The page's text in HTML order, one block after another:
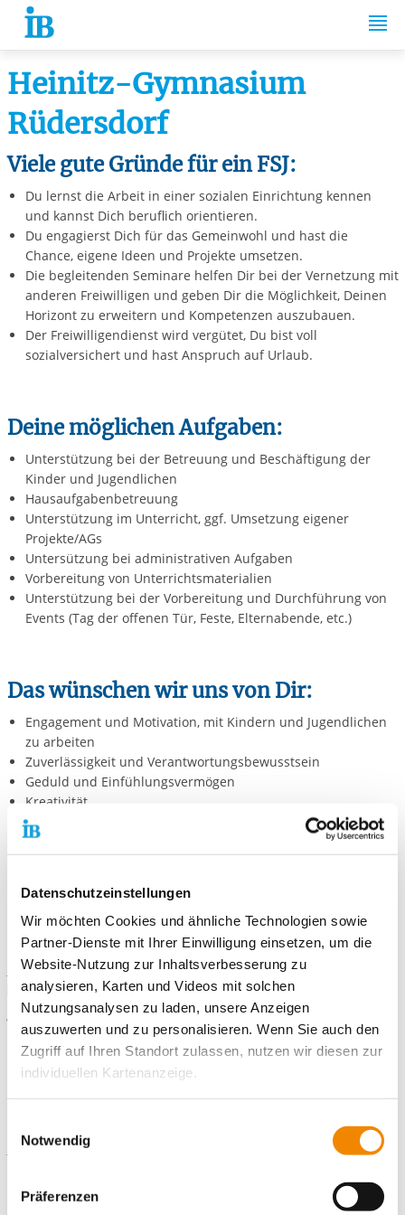
Datenschutzeinstellungen
Wir möchten Cookies und ähnliche Technologien sowie
Partner-Dienste mit Ihrer Einwilligung einsetzen, um die
Website-Nutzung zur Inhaltsverbesserung zu
analysieren, Karten und Videos mit solchen
Nutzungsanalysen zu laden, unsere Anzeigen
auszuwerten und zu personalisieren. Wenn Sie auch den
Zugriff auf Ihren Standort zulassen, nutzen wir diesen zur
individuellen Kartenanzeige.
unsere Partner Daten wie Ihre IP-Adresse und
verarbeiten diese zusammen mit Daten von anderen
Websites. Die Partner erkennen mitunter auch, wenn Sie
zum Website-Besuch verschiedene Geräte verwenden,
Notwendig
Präferenzen
Springe zum Inhalt
Heinitz-Gymnasium
Rüdersdorf
Viele gute Gründe für ein FSJ:
Du lernst die Arbeit in einer sozialen Einrichtung kennen
und kannst Dich beruflich orientieren.
Du engagierst Dich für das Gemeinwohl und hast die
Chance, eigene Ideen und Projekte umsetzen.
Die begleitenden Seminare helfen Dir bei der Vernetzung mit
anderen Freiwilligen und geben Dir die Möglichkeit, Deinen
Horizont zu erweitern und Kompetenzen auszubauen.
Der Freiwilligendienst wird vergütet, Du bist voll
sozialversichert und hast Anspruch auf Urlaub.
Deine möglichen Aufgaben:
Unterstützung bei der Betreuung und Beschäftigung der
Kinder und Jugendlichen
Hausaufgabenbetreuung
Unterstützung im Unterricht, ggf. Umsetzung eigener
Projekte/AGs
Untersützung bei administrativen Aufgaben
Vorbereitung von Unterrichtsmaterialien
Unterstützung bei der Vorbereitung und Durchführung von
Events (Tag der offenen Tür, Feste, Elternabende, etc.)
Das wünschen wir uns von Dir:
Engagement und Motivation, mit Kindern und Jugendlichen
zu arbeiten
Zuverlässigkeit und Verantwortungsbewusstsein
Geduld und Einfühlungsvermögen
Kreativität
Kommunikative Fähigkeiten
Teamfähigkeit und Flexibilität
Selbstständigkeit
Informiere Dich aufwww.ib-berlin.de/fwd-bbnound sende
Deine Bewerbungsunterlagen anfreiwilligendienste-
neuenhagen@ib.de. Du kannst auch gern unseren
Bewerbungsbogennutzen.
Wir freuen uns auf Deine Bewerbung!
E-Mail schreiben
Standort